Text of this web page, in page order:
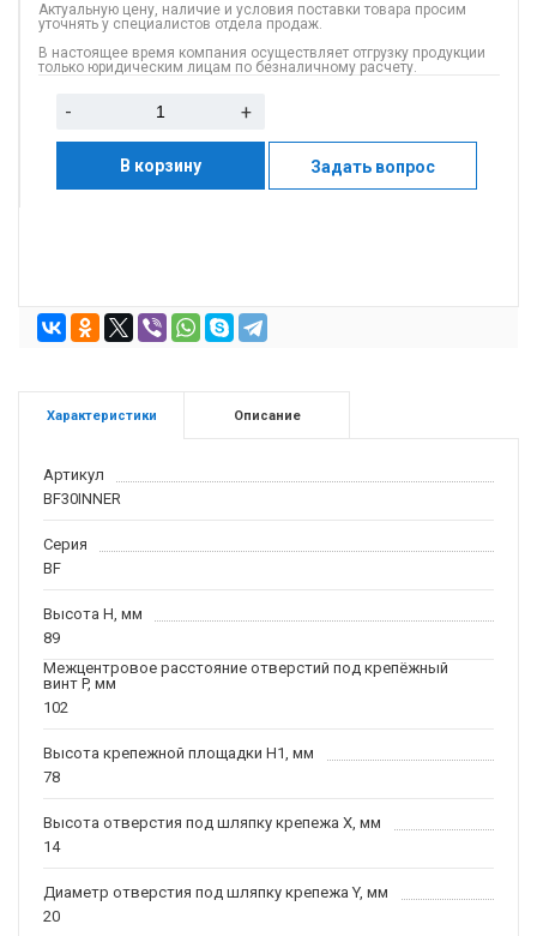
Актуальную цену, наличие и условия поставки товара просим
уточнять у специалистов отдела продаж.
В настоящее время компания осуществляет отгрузку продукции
только юридическим лицам по безналичному расчету.
- +
В корзину Задать вопрос
Характеристики Описание
Артикул
BF30INNER
Серия
BF
Высота H, мм
89
Межцентровое расстояние отверстий под крепёжный
винт P, мм
102
Высота крепежной площадки H1, мм
78
Высота отверстия под шляпку крепежа X, мм
14
Диаметр отверстия под шляпку крепежа Y, мм
20